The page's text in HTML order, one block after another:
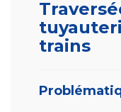
trains